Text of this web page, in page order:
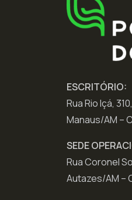
ESCRITÓRIO:
Rua Rio Içá,
Manaus/AM –
SEDE
Rua Coronel
Autazes/AM –